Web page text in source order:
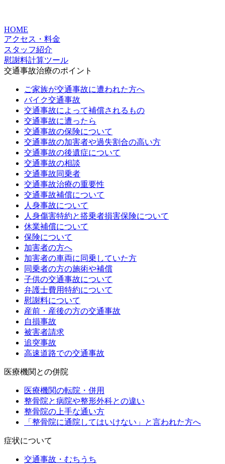
HOME
アクセス・料金
スタッフ紹介
慰謝料計算ツール
交通事故治療のポイント
ご家族が交通事故に遭われた方へ
バイク交通事故
交通事故によって補償されるもの
交通事故に遭ったら
交通事故の保険について
交通事故の加害者や過失割合の高い方
交通事故の後遺症について
交通事故の相談
交通事故同乗者
交通事故治療の重要性
交通事故補償について
人身事故について
人身傷害特約と搭乗者損害保険について
休業補償について
保険について
加害者の方へ
加害者の車両に同乗していた方
同乗者の方の施術や補償
子供の交通事故について
弁護士費用特約について
慰謝料について
産前・産後の方の交通事故
自損事故
被害者請求
追突事故
高速道路での交通事故
医療機関との併院
医療機関の転院・併用
整骨院と病院や整形外科との違い
整骨院の上手な通い方
「整骨院に通院してはいけない」と言われた方へ
症状について
交通事故・むちうち